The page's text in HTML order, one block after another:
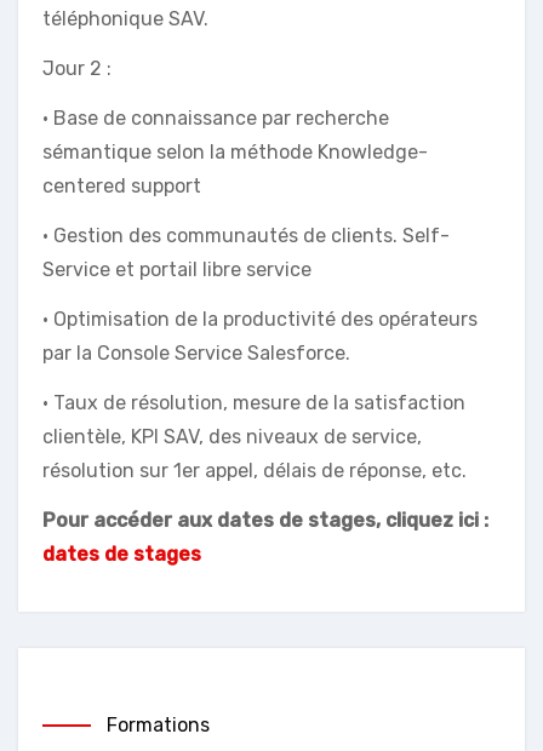
téléphonique SAV.
Jour 2 :
• Base de connaissance par recherche
sémantique selon la méthode Knowledge-
centered support
• Gestion des communautés de clients. Self-
Service et portail libre service
• Optimisation de la productivité des opérateurs
par la Console Service Salesforce.
• Taux de résolution, mesure de la satisfaction
clientèle, KPI SAV, des niveaux de service,
résolution sur 1er appel, délais de réponse, etc.
Pour accéder aux dates de stages, cliquez ici :
dates de stages
Formations